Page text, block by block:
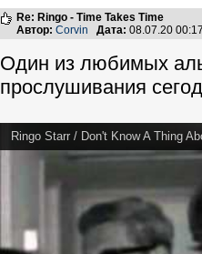
Re: Ringo - Time Takes Time
Автор: Corvin Дата: 08.07.20
Один из любимых
прослушивания
Ringo Starr / Don't Know A Thing